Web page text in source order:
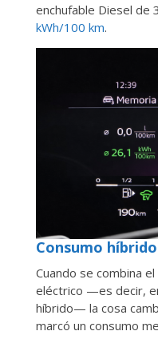
enchufable Diesel de
kWh/100 km.
Consumo
Cuando se combina
eléctrico —es decir,
híbrido— la cosa
marcó un consumo